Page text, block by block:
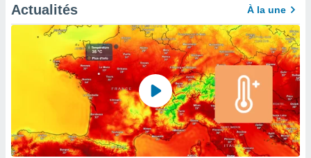
Actualités À la une